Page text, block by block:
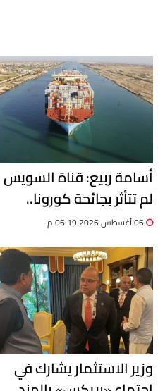
أسامة ربيع: قناة السويس
لم تتأثر بجائحة كورونا..
وحققنا نموًا 8% في حركة
السفن
06 أغسطس 2026 06:19 م
وزير الاستثمار يشارك في